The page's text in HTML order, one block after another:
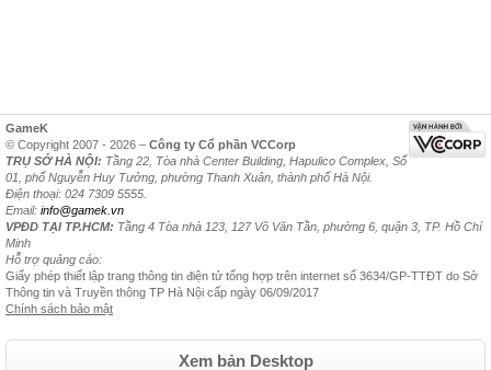
GameK
© Copyright 2007 - 2026 – Công ty Cổ phần VCCorp
TRỤ SỞ HÀ NỘI: Tầng 22, Tòa nhà Center Building, Hapulico Complex, Số
01, phố Nguyễn Huy Tưởng, phường Thanh Xuân, thành phố Hà Nội.
Điện thoại: 024 7309 5555.
Email: info@gamek.vn
VPĐD TẠI TP.HCM: Tầng 4 Tòa nhà 123, 127 Võ Văn Tần, phường 6, quận 3, TP. Hồ Chí
Minh
Hỗ trợ quảng cáo:
Giấy phép thiết lập trang thông tin điện tử tổng hợp trên internet số 3634/GP-TTĐT do Sở
Thông tin và Truyền thông TP Hà Nội cấp ngày 06/09/2017
Chính sách bảo mật
Xem bản Desktop